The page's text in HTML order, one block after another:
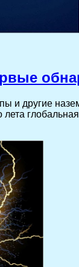
и другие
лета